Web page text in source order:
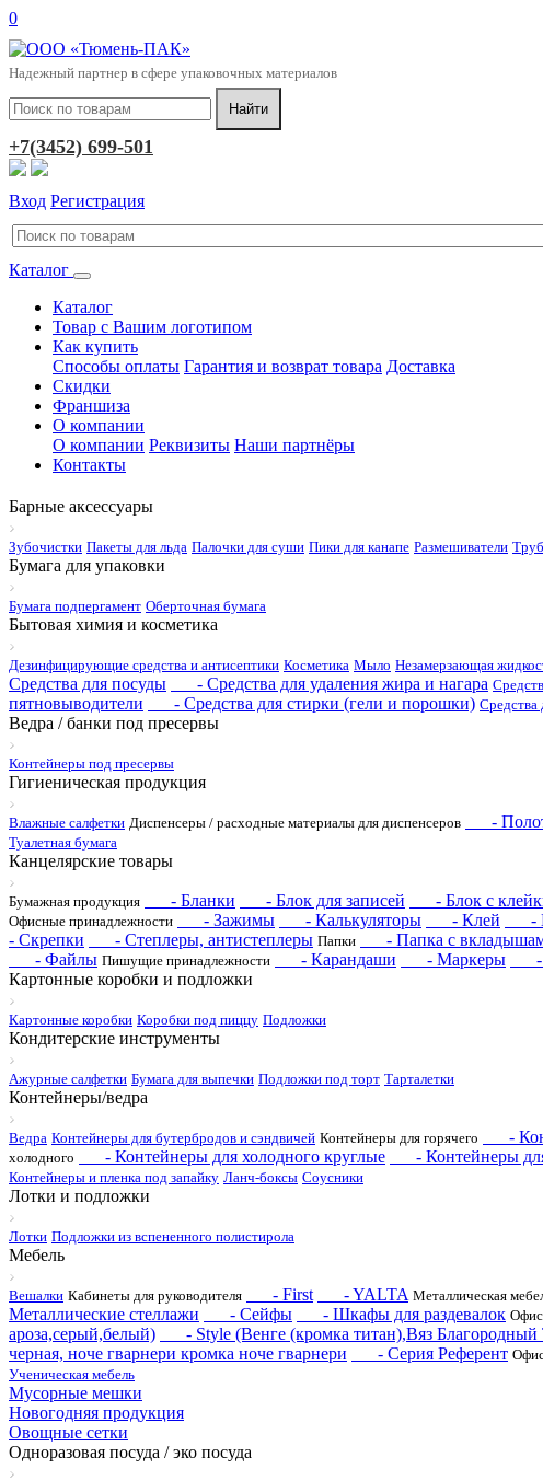
0
Надежный партнер в сфере упаковочных материалов
+7(3452) 699-501
Вход Регистрация
Каталог
Каталог
Товар с Вашим логотипом
Как купить
Способы оплаты Гарантия и возврат товара Доставка
Скидки
Франшиза
О компании
О компании Реквизиты Наши партнёры
Контакты
Барные аксессуары
Зубочистки Пакеты для льда Палочки для суши Пики для канапе Размешиватели
Бумага для упаковки
Бумага подпергамент Оберточная бумага
Бытовая химия и косметика
Дезинфицирующие средства и антисептики Косметика Мыло Незамерзающая
Средства для посуды
- Средства для удаления жира и нагара
пятновыводители
- Средства для стирки (гели и порошки) Средства
Ведра / банки под пресервы
Контейнеры под пресервы
Гигиеническая продукция
Влажные салфетки Диспенсеры / расходные материалы для диспенсеров -
Туалетная бумага
Канцелярские товары
Бумажная продукция - Бланки - Блок для записей - Блок с
Офисные принадлежности - Зажимы - Калькуляторы - Клей -
- Скрепки
- Степлеры, антистеплеры Папки - Папка с
- Файлы Пишущие принадлежности - Карандаши - Маркеры -
Картонные коробки и подложки
Картонные коробки Коробки под пиццу Подложки
Кондитерские инструменты
Ажурные салфетки Бумага для выпечки Подложки под торт Тарталетки
Контейнеры/ведра
Ведра Контейнеры для бутербродов и сэндвичей Контейнеры для горячего -
холодного
- Контейнеры для холодного круглые - Контейнеры для
Контейнеры и пленка под запайку Ланч-боксы Соусники
Лотки и подложки
Лотки Подложки из вспененного полистирола
Мебель
Вешалки Кабинеты для руководителя - First - YALTA Металлическая
Металлические стеллажи
- Сейфы - Шкафы для раздевалок
ароза,серый,белый)
- Style (Венге (кромка титан),Вяз
черная, ноче гварнери кромка ноче гварнери
- Серия Референт
Ученическая мебель
Мусорные мешки
Новогодняя продукция
Овощные сетки
Одноразовая посуда / эко посуда